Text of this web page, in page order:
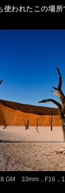
われたこの場所
GM 33mm，F16，